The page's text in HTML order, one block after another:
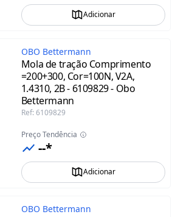
Adicionar
OBO Bettermann
Mola de tração Comprimento
=200+300, Cor=100N, V2A,
1.4310, 2B - 6109829 - Obo
Bettermann
Ref: 6109829
Preço Tendência
--*
Adicionar
OBO Bettermann